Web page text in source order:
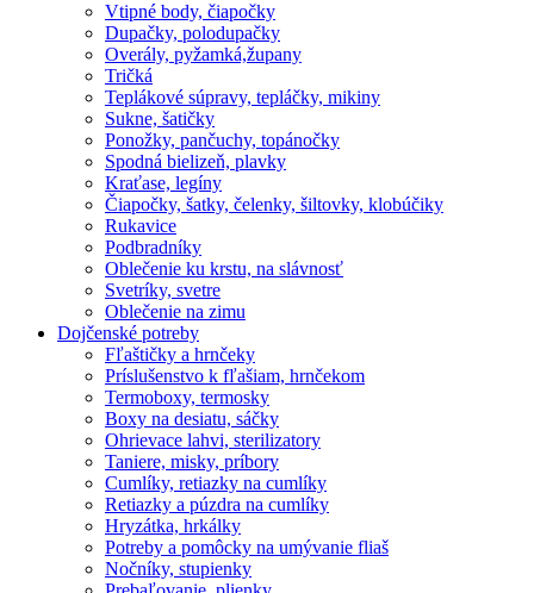
Vtipné body, čiapočky
Dupačky, polodupačky
Overály, pyžamká,župany
Tričká
Teplákové súpravy, tepláčky, mikiny
Sukne, šatičky
Ponožky, pančuchy, topánočky
Spodná bielizeň, plavky
Kraťase, legíny
Čiapočky, šatky, čelenky, šiltovky, klobúčiky
Rukavice
Podbradníky
Oblečenie ku krstu, na slávnosť
Svetríky, svetre
Oblečenie na zimu
Dojčenské potreby
Fľaštičky a hrnčeky
Príslušenstvo k fľašiam, hrnčekom
Termoboxy, termosky
Boxy na desiatu, sáčky
Ohrievace lahvi, sterilizatory
Taniere, misky, príbory
Cumlíky, retiazky na cumlíky
Retiazky a púzdra na cumlíky
Hryzátka, hrkálky
Potreby a pomôcky na umývanie fliaš
Nočníky, stupienky